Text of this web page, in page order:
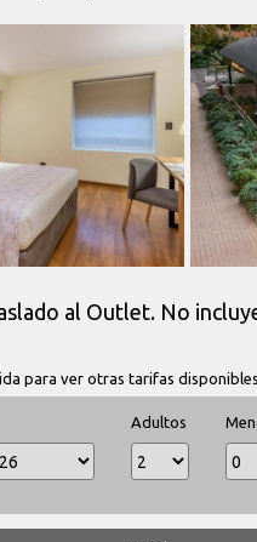
al Outlet. No
para ver otras tarifas
Adultos